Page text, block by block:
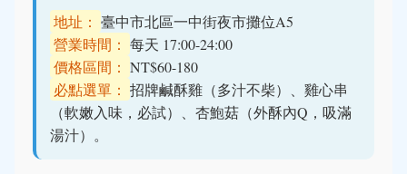
地址： 臺中市北區一中街夜市攤位A5
營業時間： 每天 17:00-24:00
價格區間： NT$60-180
必點選單： 招牌鹹酥雞（多汁不柴）、雞心串
（軟嫩入味，必試）、杏鮑菇（外酥內Q，吸滿
湯汁）。